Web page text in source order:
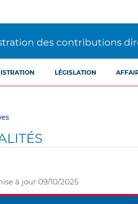
des contributions
LÉGISLATION
à jour 09/10/2025